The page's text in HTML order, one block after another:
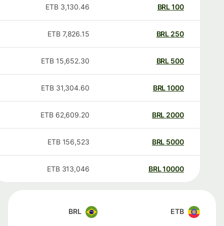
100
BRL
3,130.46
ETB
250
BRL
7,826.15
ETB
500
BRL
15,652.30
ETB
1000
BRL
31,304.60
ETB
2000
BRL
62,609.20
ETB
5000
BRL
156,523
ETB
10000
BRL
313,046
ETB
ETB
BRL